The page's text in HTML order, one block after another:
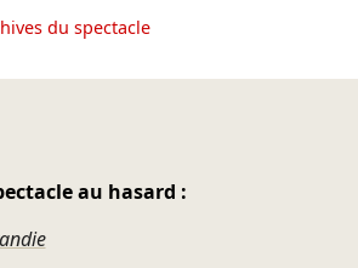
du spectacle
au hasard :